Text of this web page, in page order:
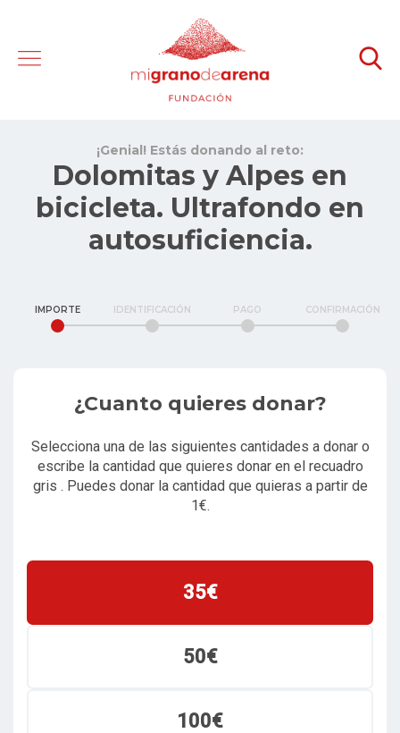
¡Genial! Estás donando al reto:
Dolomitas y Alpes en
bicicleta. Ultrafondo en
autosuficiencia.
IMPORTE IDENTIFICACIÓN PAGO CONFIRMACIÓN
¿Cuanto quieres donar?
Selecciona una de las siguientes cantidades a donar o
escribe la cantidad que quieres donar en el recuadro
gris . Puedes donar la cantidad que quieras a partir de
1€.
35€
50€
100€